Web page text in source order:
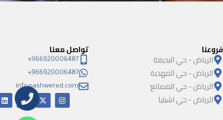
تواصل معنا
966920006487+
966920006487+
info@ashwered.com
I
n
X
-
o
u
t
L
i
فروعنا
الرياض - حي البديعة
الرياض - حي المهدية
الرياض - حي المصانع
الرياض - حي اشبليا